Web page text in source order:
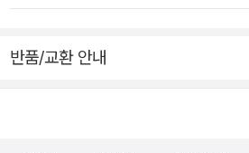
들은 반교권주의가 시의 중심 테마였으
뮌을 거치면서 그의 날카롭고 신랄한
주의의 지배자들을 향한 사회 ‧ 정치
반품/교환 안내